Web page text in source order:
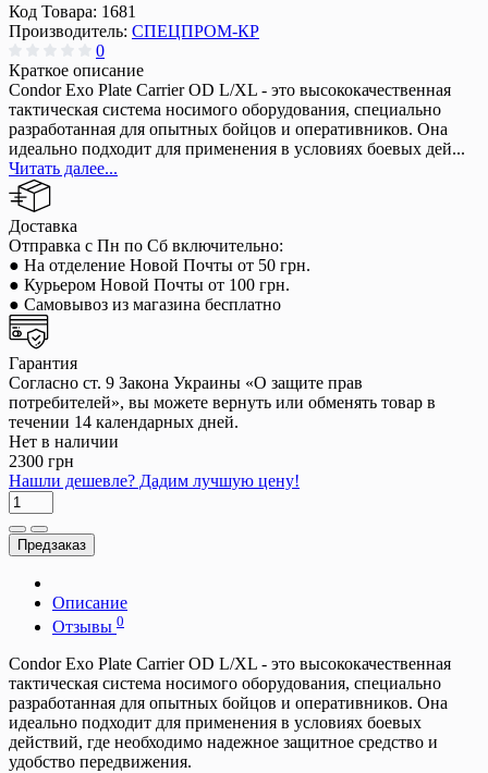
Код Товара: 1681
Производитель: СПЕЦПРОМ-КР
0
Краткое описание
Condor Exo Plate Carrier OD L/XL - это высококачественная
тактическая система носимого оборудования, специально
разработанная для опытных бойцов и оперативников. Она
идеально подходит для применения в условиях боевых дей...
Читать далее...
Доставка
Отправка с Пн по Сб включительно:
● На отделение Новой Почты от 50 грн.
● Курьером Новой Почты от 100 грн.
● Самовывоз из магазина бесплатно
Гарантия
Согласно ст. 9 Закона Украины «О защите прав
потребителей», вы можете вернуть или обменять товар в
течении 14 календарных дней.
Нет в наличии
2300 грн
Нашли дешевле? Дадим лучшую цену!
Предзаказ
Описание
Отзывы 0
Condor Exo Plate Carrier OD L/XL - это высококачественная
тактическая система носимого оборудования, специально
разработанная для опытных бойцов и оперативников. Она
идеально подходит для применения в условиях боевых
действий, где необходимо надежное защитное средство и
удобство передвижения.